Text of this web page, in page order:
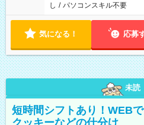
し / パソコンスキル不要
気になる！ 応募
未読
短時間シフトあり！WEB
クッキーなどの仕分け